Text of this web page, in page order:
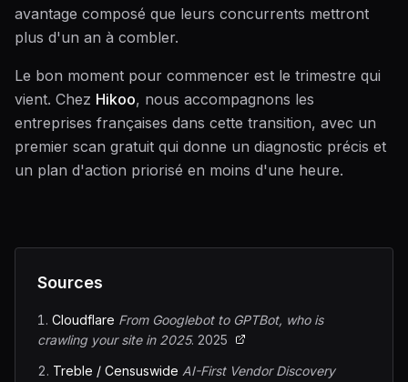
avantage composé que leurs concurrents mettront
plus d'un an à combler.
Le bon moment pour commencer est le trimestre qui
vient. Chez Hikoo, nous accompagnons les
entreprises françaises dans cette transition, avec un
premier scan gratuit qui donne un diagnostic précis et
un plan d'action priorisé en moins d'une heure.
Sources
Cloudflare From Googlebot to GPTBot, who is
crawling your site in 2025. 2025
Treble / Censuswide AI-First Vendor Discovery